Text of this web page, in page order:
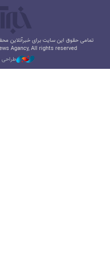
تمامی حقوق این سایت برای خبرآنلاین
Agancy, All rights reserved
طراحی